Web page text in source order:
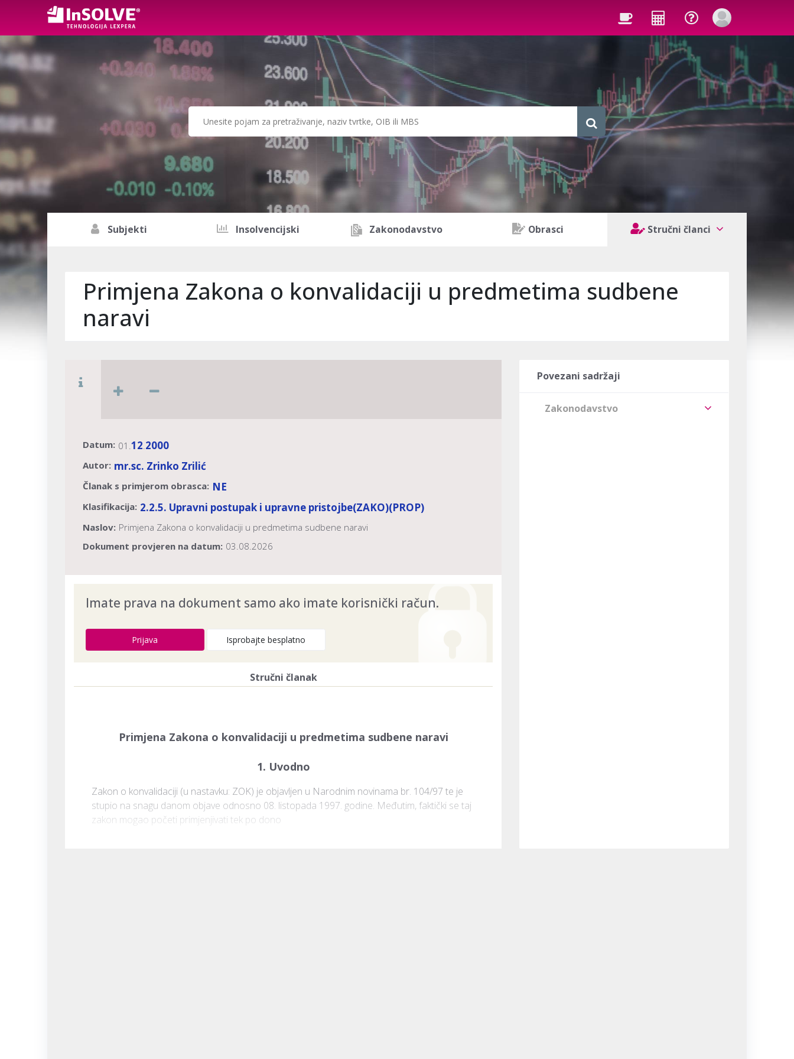
Subjekti Insolvencijski Zakonodavstvo Obrasci Stručni članci
Primjena Zakona o konvalidaciji u predmetima sudbene
naravi
Datum: 01.12.2000
Autor: mr.sc. Zrinko Zrilić
Članak s primjerom obrasca: NE
Klasifikacija: 2.2.5. Upravni postupak i upravne pristojbe(ZAKO)(PROP)
Naslov: Primjena Zakona o konvalidaciji u predmetima sudbene naravi
Dokument provjeren na datum: 03.08.2026
Imate prava na dokument samo ako imate korisnički račun.
Prijava Isprobajte besplatno
Stručni članak
Primjena Zakona o konvalidaciji u predmetima sudbene naravi
1. Uvodno
Zakon o konvalidaciji (u nastavku: ZOK) je objavljen u Narodnim novinama br. 104/97 te je
stupio na snagu danom objave odnosno 08. listopada 1997. godine. Međutim, faktički se taj
zakon mogao početi primjenjivati tek po dono
Povezani sadržaji
Zakonodavstvo